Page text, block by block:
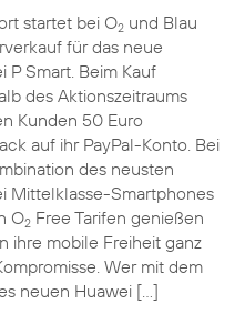
startet bei O2und Blau
für das neue
P Smart. Beim Kauf
des Aktionszeitraums
Kunden 50 Euro
auf ihr PayPal-Konto. Bei
des neusten
Mittelklasse-Smartphones
O2Free Tarifen genießen
ihre mobile Freiheit ganz
Wer mit dem
neuen Huawei […]